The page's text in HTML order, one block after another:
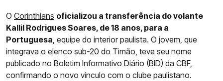
O Corinthians oficializou a transferência do volante
Kallil Rodrigues Soares, de 18 anos, para a
Portuguesa, equipe do interior paulista. O jovem, que
integrava o elenco sub-20 do Timão, teve seu nome
publicado no Boletim Informativo Diário (BID) da CBF,
confirmando o novo vínculo com o clube paulistano.